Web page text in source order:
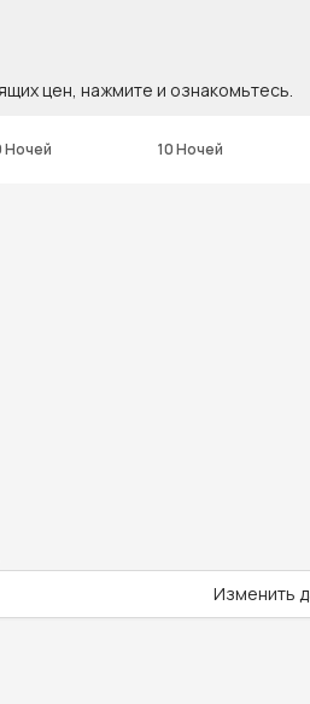
цен, нажмите и ознакомьтесь.
Ночей 10 Ночей
Изменить